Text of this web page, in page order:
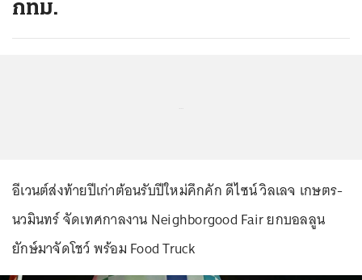
กทม.
อีเวนต์ส่งท้ายปีเก่าต้อนรับปีใหม่คึกคัก ดีไซน์ วิลเลจ เกษตร-
นวมินทร์ จัดเทศกาลงาน Neighborgood Fair ยกบอลลูน
ยักษ์มาจัดโชว์ พร้อม Food Truck